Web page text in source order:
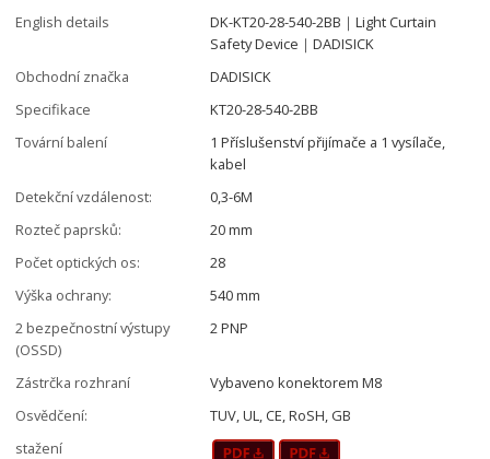
English details
DK-KT20-28-540-2BB｜Light Curtain
Safety Device｜DADISICK
Obchodní značka
DADISICK
Specifikace
KT20-28-540-2BB
Tovární balení
1 Příslušenství přijímače a 1 vysílače,
kabel
Detekční vzdálenost:
0,3-6M
Rozteč paprsků:
20 mm
Počet optických os:
28
Výška ochrany:
540 mm
2 bezpečnostní výstupy
(OSSD)
2 PNP
Zástrčka rozhraní
Vybaveno konektorem M8
Osvědčení:
TUV, UL, CE, RoSH, GB
stažení